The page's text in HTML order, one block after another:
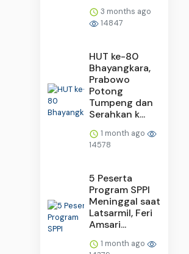
3 months ago
14847
HUT ke-80
Bhayangkara,
Prabowo
Potong
Tumpeng dan
Serahkan k...
1 month ago
14578
5 Peserta
Program SPPI
Meninggal saat
Latsarmil, Feri
Amsari...
1 month ago